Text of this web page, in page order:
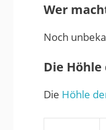
Wer
Noch
Die Höhle
Die Höhle